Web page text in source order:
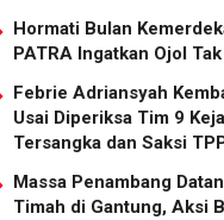
Hormati Bulan
PATRA Ingatkan Ojol
Febrie Adriansyah
Usai Diperiksa Tim 9
Tersangka dan Saksi
Massa Penambang
Timah di Gantung, Aksi